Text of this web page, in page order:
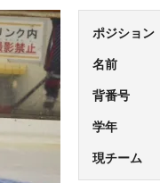
ポジション
名前
背番号
学年
現チーム